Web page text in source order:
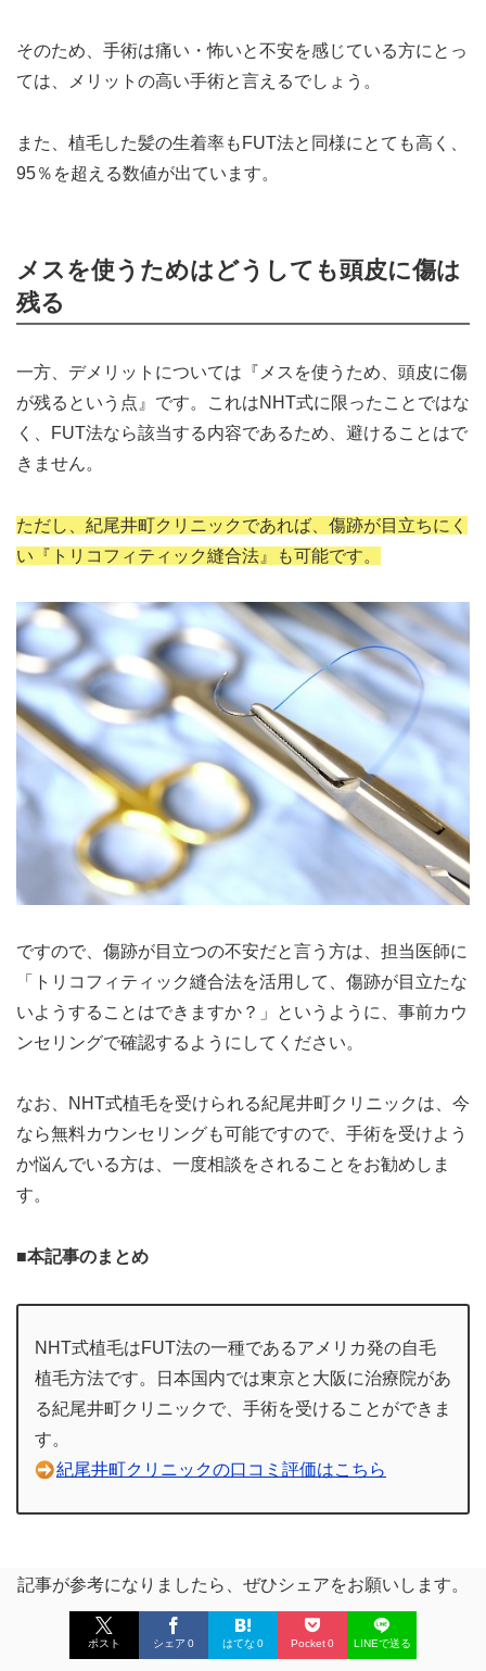
そのため、手術は痛い・怖いと不安を感じている方にとっ
ては、メリットの高い手術と言えるでしょう。
また、植毛した髪の生着率もFUT法と同様にとても高く、
95％を超える数値が出ています。
メスを使うためはどうしても頭皮に傷は
残る
一方、デメリットについては『メスを使うため、頭皮に傷
が残るという点』です。これはNHT式に限ったことではな
く、FUT法なら該当する内容であるため、避けることはで
きません。
ただし、紀尾井町クリニックであれば、傷跡が目立ちにく
い『トリコフィティック縫合法』も可能です。
ですので、傷跡が目立つの不安だと言う方は、担当医師に
「トリコフィティック縫合法を活用して、傷跡が目立たな
いようすることはできますか？」というように、事前カウ
ンセリングで確認するようにしてください。
なお、NHT式植毛を受けられる紀尾井町クリニックは、今
なら無料カウンセリングも可能ですので、手術を受けよう
か悩んでいる方は、一度相談をされることをお勧めしま
す。
■本記事のまとめ
NHT式植毛はFUT法の一種であるアメリカ発の自毛
植毛方法です。日本国内では東京と大阪に治療院があ
る紀尾井町クリニックで、手術を受けることができま
す。
紀尾井町クリニックの口コミ評価はこちら
記事が参考になりましたら、ぜひシェアをお願いします。
ポスト シェア 0 はてな 0 Pocket0 LINEで送る